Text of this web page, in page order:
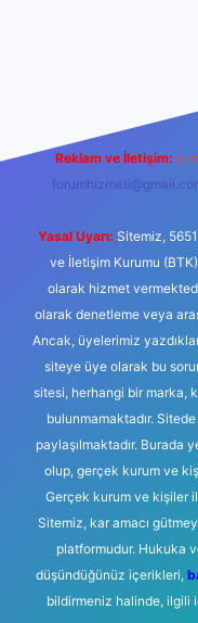
Reklam ve İletişim: E-
Yasal Uyarı: Sitemiz,
ve İletişim Kurumu
olarak hizmet
olarak denetleme veya
Ancak, üyelerimiz
siteye üye olarak bu
sitesi, herhangi bir marka,
bulunmamaktadır.
paylaşılmaktadır. Burada
olup, gerçek kurum ve
Gerçek kurum ve kişiler
Sitemiz, kar amacı
platformudur. Hukuka
düşündüğünüz içerikleri,
bildirmeniz halinde, ilgili